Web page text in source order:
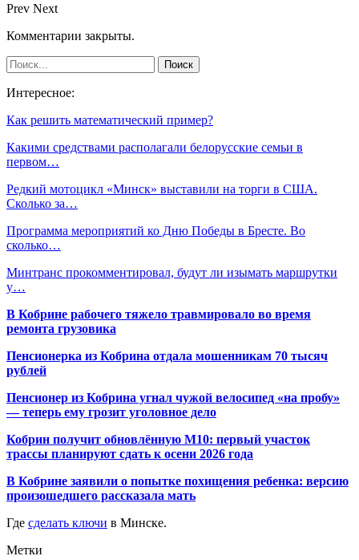
Prev Next
Комментарии закрыты.
Интересное:
Как решить математический пример?
Какими средствами располагали белорусские семьи в
первом…
Редкий мотоцикл «Минск» выставили на торги в США.
Сколько за…
Программа мероприятий ко Дню Победы в Бресте. Во
сколько…
Минтранс прокомментировал, будут ли изымать маршрутки
у…
В Кобрине рабочего тяжело травмировало во время
ремонта грузовика
Пенсионерка из Кобрина отдала мошенникам 70 тысяч
рублей
Пенсионер из Кобрина угнал чужой велосипед «на пробу»
— теперь ему грозит уголовное дело
Кобрин получит обновлённую М10: первый участок
трассы планируют сдать к осени 2026 года
В Кобрине заявили о попытке похищения ребенка: версию
произошедшего рассказала мать
Где сделать ключи в Минске.
Метки